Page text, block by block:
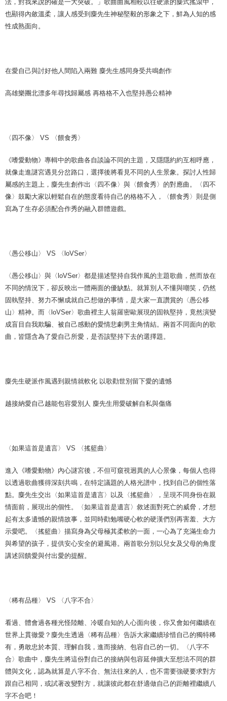
法，對我來說的確是一大突破。」歌曲曲風相較以往硬派的麋式搖滾中，
也顯得內斂溫柔，讓人感受到麋先生神秘堅毅的形象之下，鮮為人知的感
性成熟面向。
在愛自己與討好他人間陷入兩難 麋先生感同身受共鳴創作
高雄樂團北漂多年尋找歸屬感 再格格不入也堅持愚公精神
〈四不像〉 VS 〈餵食秀〉
《嗜愛動物》專輯中的歌曲各自談論不同的主題，又隱隱約約互相呼應，
就像走進謎宮遇見分岔路口，選擇後將看見不同的人生景象。探討人性歸
屬感的主題上，麋先生創作出〈四不像〉與〈餵食秀〉的對應曲。〈四不
像〉鼓勵大家以輕鬆自在的態度看待自己的格格不入，〈餵食秀〉則是側
寫為了生存必須配合作秀的融入群體遊戲。
〈愚公移山〉 VS 〈loVSer〉
〈愚公移山〉與〈loVSer〉都是描述堅持自我作風的主題歌曲，然而放在
不同的情況下，卻反映出一體兩面的優缺點。就算別人不懂與嘲笑，仍然
固執堅持、努力不懈成就自己想做的事情，是大家一直讚賞的〈愚公移
山〉精神。而〈loVSer〉歌曲裡主人翁羅密歐展現的固執堅持，竟然演變
成盲目自我欺騙、被自己感動的愛情悲劇男主角情結。兩首不同面向的歌
曲，皆隱含為了愛自己所愛，是否該堅持下去的選擇題。
麋先生硬派作風遇到親情就軟化 以歌勸世別留下愛的遺憾
越接納愛自己越能包容愛別人 麋先生用愛破解自私與傷痛
〈如果這首是遺言〉 VS 〈搖籃曲〉
進入《嗜愛動物》內心謎宮後，不但可窺視迥異的人心景像，每個人也得
以透過歌曲獲得深刻共鳴，在特定議題的人格光譜中，找到自己的個性落
點。麋先生交出〈如果這首是遺言〉以及〈搖籃曲〉，呈現不同身份在親
情面前，展現出的個性。〈如果這首是遺言〉敘述面對死亡的威脅，才想
起有太多遺憾的親情故事，並同時勸勉嘴硬心軟的硬漢們別再害羞、大方
示愛吧。〈搖籃曲〉描寫身為父母極其柔軟的一面，一心為了充滿生命力
與希望的孩子，提供安心安全的避風港。兩首歌分別以兒女及父母的角度
講述回饋愛與付出愛的提醒。
〈稀有品種〉 VS 〈八字不合〉
看過、體會過各種光怪陸離、冷暖自知的人心面向後，你又會如何繼續在
世界上貫徹愛？麋先生透過〈稀有品種〉告訴大家繼續珍惜自己的獨特稀
有，勇敢忠於本質、理解自我，進而接納、包容自己的一切。〈八字不
合〉歌曲中，麋先生將這份對自己的接納與包容延伸擴大至想法不同的群
體與文化，認為就算是八字不合、無法往來的人，也不需要強硬要求對方
跟自己相同，或試著改變對方，就讓彼此都在舒適做自己的距離裡繼續八
字不合吧！